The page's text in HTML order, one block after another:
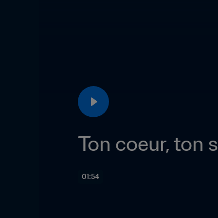
Ton coeur, ton
01:54